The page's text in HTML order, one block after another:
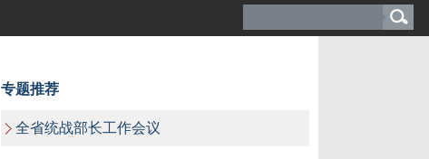
专题推荐
全省统战部长工作会议